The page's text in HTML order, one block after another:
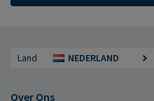
Land NEDERLAND
Over Ons